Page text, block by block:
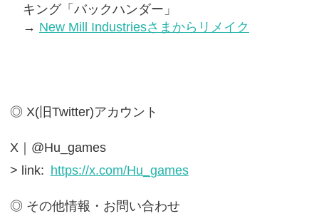
キング「バックハンダー」
→ New Mill Industriesさまからリメイク
◎ X(旧Twitter)アカウント
X｜@Hu_games
> link: https://x.com/Hu_games
◎ その他情報・お問い合わせ